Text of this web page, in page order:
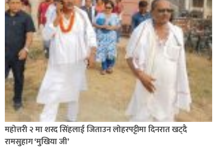
सिराहा-२ मा संजय यादव भिड्ने !
रक्तदान सेवामा जिल्लामै दोस्रो स्थान ल्याएकोमा जनमत नेताद्वय
रेडक्रस सिराहा द्वारा सम्मानित
महोत्तरी २ मा शरद सिंहलाई जिताउन लोहरपट्टीमा दिनरात खट्दै
रामसुहाग ‘मुखिया जी’